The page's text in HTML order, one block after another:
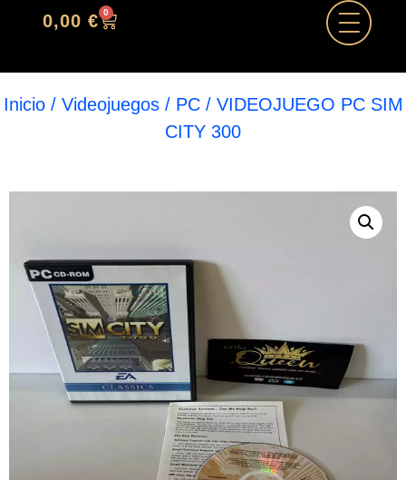
0,00€ 0
Inicio/ Videojuegos/ PC/ VIDEOJUEGO PC SIM
CITY 300